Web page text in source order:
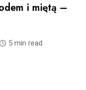
i miętą –
5 min read